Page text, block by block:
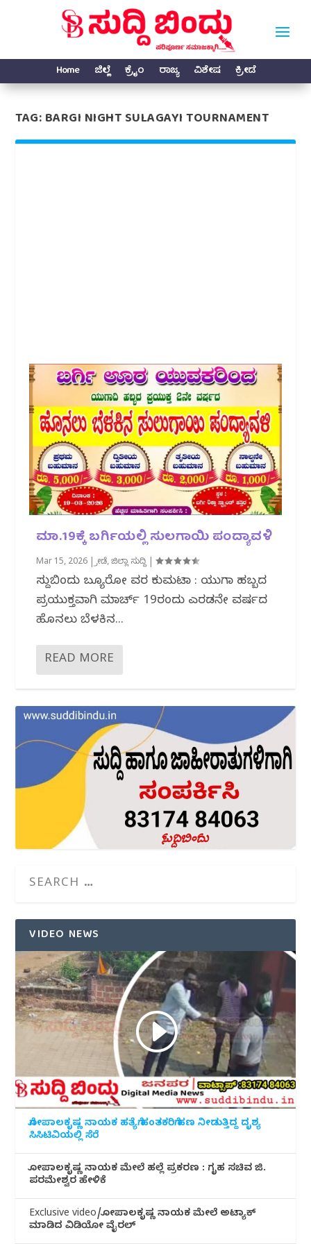
Home ಜಿಲ್ಲೆ ಕ್ರೈಂ ರಾಜ್ಯ ವಿಶೇಷ ಕ್ರೀಡೆ
TAG:BARGI NIGHT SULAGAYI TOURNAMENT
ಮಾ.19ಕ್ಕೆ ಬರ್ಗಿಯಲ್ಲಿ ಸುಲಗಾಯಿ ಪಂದ್ಯಾವಳಿ
Mar 15, 2026 |ಕ್ರೀಡೆ,ಜಿಲ್ಲಾ ಸುದ್ದಿ |
ಸುದ್ದಿಬಿಂದು ಬ್ಯೂರೋ ವರದಿ ಕುಮಟಾ : ಯುಗಾದಿ ಹಬ್ಬದ
ಪ್ರಯುಕ್ತವಾಗಿ ಮಾರ್ಚ್ 19ರಂದು ಎರಡನೇ ವರ್ಷದ
ಹೊನಲು ಬೆಳಕಿನ...
READ MORE
VIDEO NEWS
ಗೋಪಾಲಕೃಷ್ಣ ನಾಯಕ ಹತ್ಯೆಗೆ ಹಂತಕರಿಗೆ ಹಣ ನೀಡುತ್ತಿದ್ದ ದೃಶ್ಯ
ಸಿಸಿಟಿವಿಯಲ್ಲಿ ಸೆರೆ
ಗೋಪಾಲಕೃಷ್ಣ ನಾಯಕ ಮೇಲೆ ಹಲ್ಲೆ ಪ್ರಕರಣ : ಗೃಹ ಸಚಿವ ಜಿ.
ಪರಮೇಶ್ವರ ಹೇಳಿಕೆ
Exclusive video/ಗೋಪಾಲಕೃಷ್ಣ ನಾಯಕ ಮೇಲೆ ಅಟ್ಯಾಕ್
ಮಾಡಿದ ವಿಡಿಯೋ ವೈರಲ್